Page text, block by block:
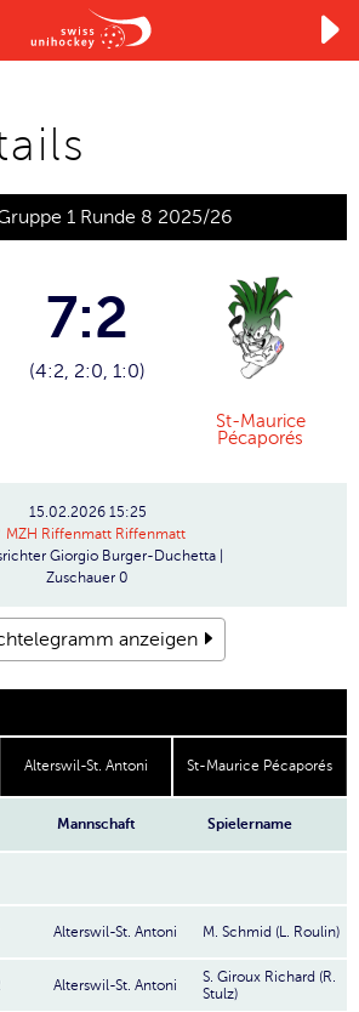
1 Runde 8 2025/26
7:2
(4:2, 2:0, 1:0)
St-Maurice
Pécaporés
15.02.2026 15:25
MZH Riffenmatt Riffenmatt
Giorgio Burger-Duchetta |
Zuschauer 0
anzeigen
Alterswil-St. Antoni St-Maurice Pécaporés
Mannschaft Spielername
Alterswil-St. Antoni M. Schmid (L. Roulin)
Alterswil-St. Antoni
S. Giroux Richard (R.
Stulz)